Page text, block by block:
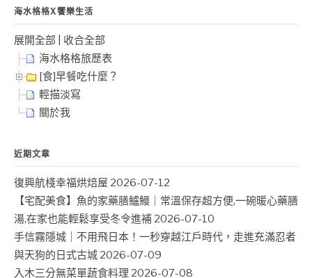
海水格格X饗樂生活
展開全部
收合全部
海水格格旅歷表
[食]早餐吃什麼？
輕描淡寫
關於我
近期文章
復興航棧幸福烘焙屋 2026-07-12
【宅配美食】魚的家藥膳鱸鰻｜常溫保存超方便,一碗暖心藥膳
湯,在家也能輕鬆享受冬令進補 2026-07-10
手信霧隱城｜不用飛日本！一秒穿越江戶時代，走進充滿忍者
與天狗的日式古城 2026-07-09
入木三分無菜單蔬食料理 2026-07-08